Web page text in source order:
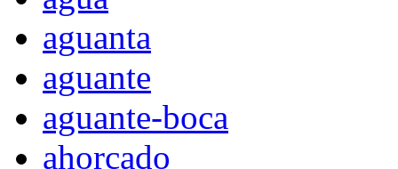
aguanta
aguante
aguante-boca
ahorcado